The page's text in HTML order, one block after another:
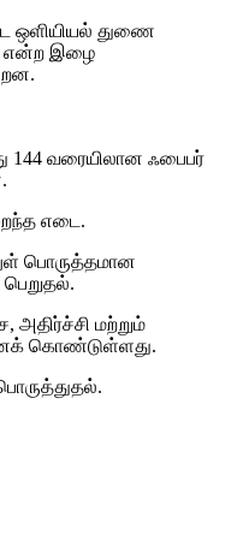
ஒளியியல் துணை
என்ற இழை
வரையிலான ஃபைபர்
எடை.
பொருத்தமான
அதிர்ச்சி மற்றும்
கொண்டுள்ளது.